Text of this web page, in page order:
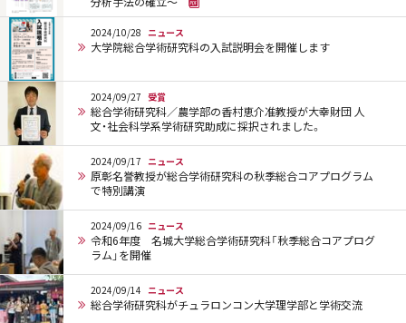
2024/10/28 ニュース
大学院総合学術研究科の入試説明会を開催します
2024/09/27 受賞
総合学術研究科／農学部の香村恵介准教授が大幸財団 人
文・社会科学系学術研究助成に採択されました。
2024/09/17 ニュース
原彰名誉教授が総合学術研究科の秋季総合コアプログラム
で特別講演
2024/09/16 ニュース
令和6年度 名城大学総合学術研究科「秋季総合コアプログ
ラム」を開催
2024/09/14 ニュース
総合学術研究科がチュラロンコン大学理学部と学術交流